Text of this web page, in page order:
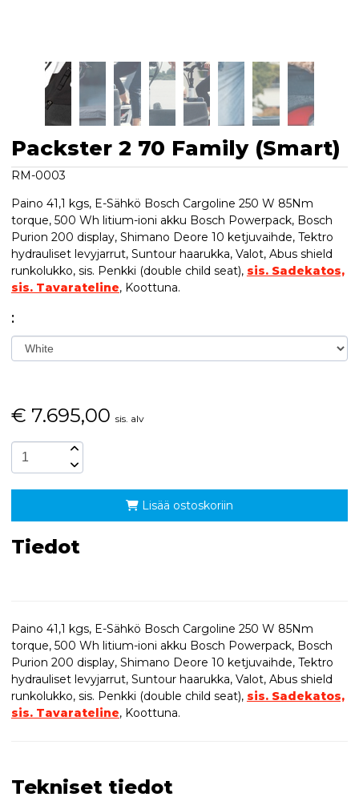
Packster 2 70 Family (Smart)
RM-0003
Paino 41,1 kgs, E-Sähkö Bosch Cargoline 250 W 85Nm
torque, 500 Wh litium-ioni akku Bosch Powerpack, Bosch
Purion 200 display, Shimano Deore 10 ketjuvaihde, Tektro
hydrauliset levyjarrut, Suntour haarukka, Valot, Abus shield
runkolukko, sis. Penkki (double child seat), sis. Sadekatos,
sis. Tavarateline, Koottuna.
:
€ 7.695,00 sis. alv
Lisää ostoskoriin
Tiedot
Paino 41,1 kgs, E-Sähkö Bosch Cargoline 250 W 85Nm
torque, 500 Wh litium-ioni akku Bosch Powerpack, Bosch
Purion 200 display, Shimano Deore 10 ketjuvaihde, Tektro
hydrauliset levyjarrut, Suntour haarukka, Valot, Abus shield
runkolukko, sis. Penkki (double child seat), sis. Sadekatos,
sis. Tavarateline, Koottuna.
Tekniset tiedot